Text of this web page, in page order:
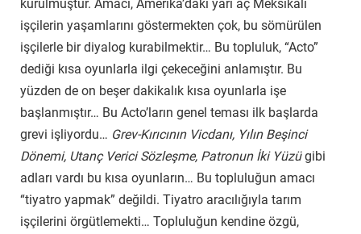
kurulmuştur. Amacı, Amerika’daki yarı aç Meksikalı
işçilerin yaşamlarını göstermekten çok, bu sömürülen
işçilerle bir diyalog kurabilmektir… Bu topluluk, “Acto”
dediği kısa oyunlarla ilgi çekeceğini anlamıştır. Bu
yüzden de on beşer dakikalık kısa oyunlarla işe
başlanmıştır… Bu Acto’ların genel teması ilk başlarda
grevi işliyordu… Grev-Kırıcının Vicdanı, Yılın Beşinci
Dönemi, Utanç Verici Sözleşme, Patronun İki Yüzügibi
adları vardı bu kısa oyunların… Bu topluluğun amacı
“tiyatro yapmak” değildi. Tiyatro aracılığıyla tarım
işçilerini örgütlemekti… Topluluğun kendine özgü,